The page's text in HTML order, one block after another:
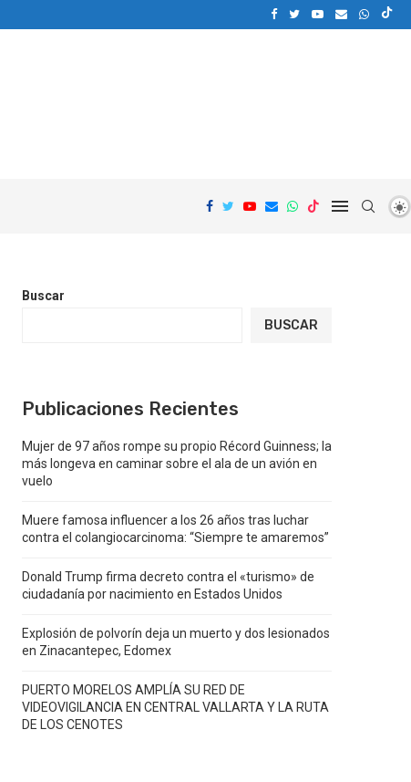
Buscar
BUSCAR
Publicaciones Recientes
Mujer de 97 años rompe su propio Récord Guinness; la
más longeva en caminar sobre el ala de un avión en
vuelo
Muere famosa influencer a los 26 años tras luchar
contra el colangiocarcinoma: “Siempre te amaremos”
Donald Trump firma decreto contra el «turismo» de
ciudadanía por nacimiento en Estados Unidos
Explosión de polvorín deja un muerto y dos lesionados
en Zinacantepec, Edomex
PUERTO MORELOS AMPLÍA SU RED DE
VIDEOVIGILANCIA EN CENTRAL VALLARTA Y LA RUTA
DE LOS CENOTES